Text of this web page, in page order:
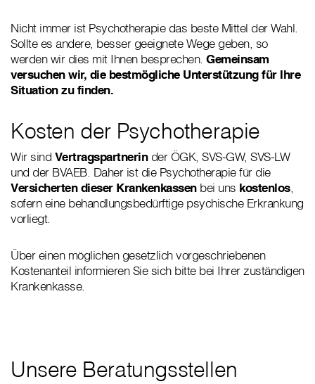
Nicht immer ist Psychotherapie das beste Mittel der Wahl.
Sollte es andere, besser geeignete Wege geben, so
werden wir dies mit Ihnen besprechen. Gemeinsam
versuchen wir, die bestmögliche Unterstützung für Ihre
Situation zu finden.
Kosten der Psychotherapie
Wir sind Vertragspartnerin der ÖGK, SVS-GW, SVS-LW
und der BVAEB. Daher ist die Psychotherapie für die
Versicherten dieser Krankenkassenbei uns kostenlos,
sofern eine behandlungsbedürftige psychische Erkrankung
vorliegt.
Über einen möglichen gesetzlich vorgeschriebenen
Kostenanteil informieren Sie sich bitte bei Ihrer zuständigen
Krankenkasse.
Unsere Beratungsstellen